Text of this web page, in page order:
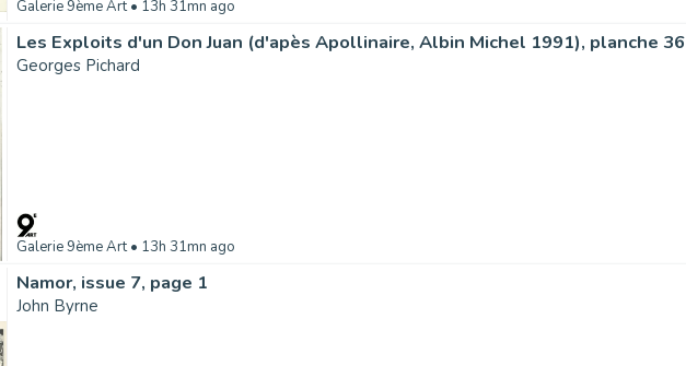
Galerie 9ème Art• 13h 31mn ago
Les Exploits d'un Don Juan (d'apès Apollinaire, Albin Michel 1991), planche 36
Georges Pichard
Galerie 9ème Art• 13h 31mn ago
Namor, issue 7, page 1
John Byrne